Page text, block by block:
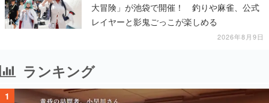
大冒険」が池袋で開催！ 釣りや麻雀、公式
レイヤーと影鬼ごっこが楽しめる
2026年8月9日
ランキング
1